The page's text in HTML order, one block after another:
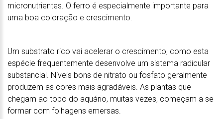
micronutrientes. O ferro é especialmente importante para
uma boa coloração e crescimento.
Um substrato rico vai acelerar o crescimento, como esta
espécie frequentemente desenvolve um sistema radicular
substancial. Níveis bons de nitrato ou fosfato geralmente
produzem as cores mais agradáveis. As plantas que
chegam ao topo do aquário, muitas vezes, começam a se
formar com folhagens emersas.